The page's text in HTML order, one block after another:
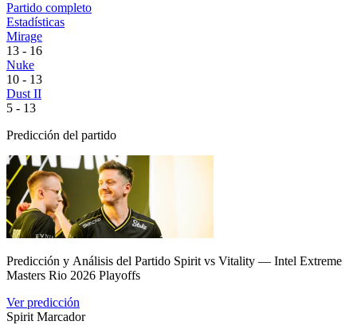
Partido completo
Estadísticas
Mirage
13 - 16
Nuke
10 - 13
Dust II
5 - 13
Predicción del partido
Predicción y Análisis del Partido Spirit vs Vitality — Intel Extreme
Masters Rio 2026 Playoffs
Ver predicción
Spirit Marcador